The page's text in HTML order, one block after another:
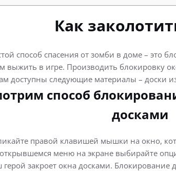
Как
способ спасения от зомби в доме – это
выжить в игре. Производить блокировку
доступны следующие материалы – доски
способ
досками
правой клавишей мышки на окно,
меню на экране выбирайте
закроет окна досками. Блокирование